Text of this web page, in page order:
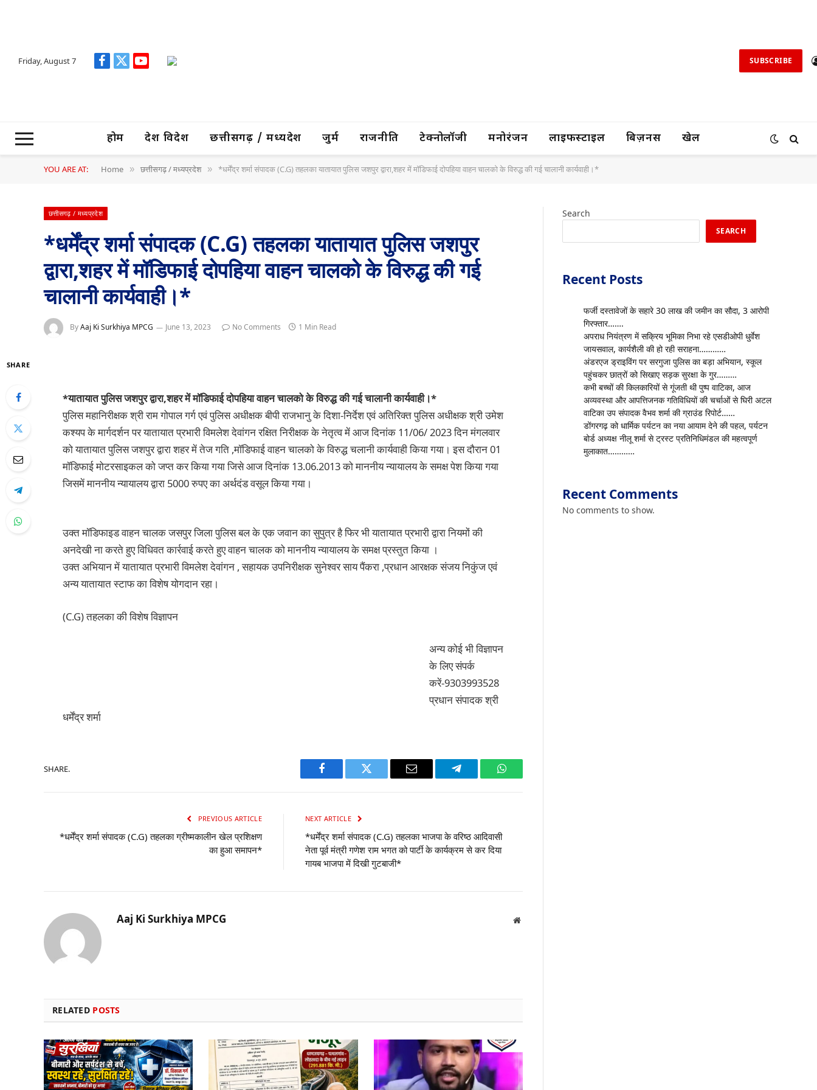
Friday, August 7 Facebook
X
YouTube SUBSCRIBE
होम देश विदेश छत्तीसगढ़ / मध्यप्रदेश जुर्म राजनीति टेक्नोलॉजी मनोरंजन लाइफस्टाइल बिज़नस खेल
YOU ARE AT: Home » छत्तीसगढ़ / मध्यप्रदेश » *धर्मेंद्र शर्मा संपादक (C.G) तहलका यातायात पुलिस जशपुर द्वारा,शहर में मॉडिफाई दोपहिया वाहन चालको के विरुद्ध की गई चालानी कार्यवाही।*
छत्तीसगढ़ / मध्यप्रदेश
*धर्मेंद्र शर्मा संपादक (C.G) तहलका यातायात पुलिस जशपुर
द्वारा,शहर में मॉडिफाई दोपहिया वाहन चालको के विरुद्ध की गई
चालानी कार्यवाही।*
ByAaj Ki Surkhiya MPCG June 13, 2023 No Comments 1 Min Read
SHARE
*यातायात पुलिस जशपुर द्वारा,शहर में मॉडिफाई दोपहिया वाहन चालको के विरुद्ध की गई चालानी कार्यवाही।*
पुलिस महानिरीक्षक श्री राम गोपाल गर्ग एवं पुलिस अधीक्षक बीपी राजभानु के दिशा-निर्देश एवं अतिरिक्त पुलिस अधीक्षक श्री उमेश
कश्यप के मार्गदर्शन पर यातायात प्रभारी विमलेश देवांगन रक्षित निरीक्षक के नेतृत्व में आज दिनांक 11/06/ 2023 दिन मंगलवार
को यातायात पुलिस जशपुर द्वारा शहर में तेज गति ,मॉडिफाई वाहन चालको के विरुद्ध चलानी कार्यवाही किया गया। इस दौरान 01
मॉडिफाई मोटरसाइकल को जप्त कर किया गया जिसे आज दिनांक 13.06.2013 को माननीय न्यायालय के समक्ष पेश किया गया
जिसमें माननीय न्यायालय द्वारा 5000 रुपए का अर्थदंड वसूल किया गया।
उक्त मॉडिफाइड वाहन चालक जसपुर जिला पुलिस बल के एक जवान का सुपुत्र है फिर भी यातायात प्रभारी द्वारा नियमों की
अनदेखी ना करते हुए विधिवत कार्रवाई करते हुए वाहन चालक को माननीय न्यायालय के समक्ष प्रस्तुत किया ।
उक्त अभियान में यातायात प्रभारी विमलेश देवांगन , सहायक उपनिरीक्षक सुनेश्वर साय पैंकरा ,प्रधान आरक्षक संजय निकुंज एवं
अन्य यातायात स्टाफ का विशेष योगदान रहा‌।
(C.G) तहलका की विशेष विज्ञापन
अन्य कोई भी विज्ञापन
के लिए संपर्क
करें-9303993528
प्रधान संपादक श्री
धर्मेंद्र शर्मा
SHARE.
Facebook Twitter Email Telegram WhatsApp
PREVIOUS ARTICLE
*धर्मेंद्र शर्मा संपादक (C.G) तहलका ग्रीष्मकालीन खेल प्रशिक्षण
का हुआ समापन*
NEXT ARTICLE
*धर्मेंद्र शर्मा संपादक (C.G) तहलका भाजपा के वरिष्ठ आदिवासी
नेता पूर्व मंत्री गणेश राम भगत को पार्टी के कार्यक्रम से कर दिया
गायब भाजपा में दिखी गुटबाजी*
Aaj Ki Surkhiya MPCG Website
RELATED POSTS
Search
SEARCH
Recent Posts
फर्जी दस्तावेजों के सहारे 30 लाख की जमीन का सौदा, 3 आरोपी
गिरफ्तार…….
अपराध नियंत्रण में सक्रिय भूमिका निभा रहे एसडीओपी धुर्वेश
जायसवाल, कार्यशैली की हो रही सराहना…………
अंडरएज ड्राइविंग पर सरगुजा पुलिस का बड़ा अभियान, स्कूल
पहुंचकर छात्रों को सिखाए सड़क सुरक्षा के गुर………
कभी बच्चों की किलकारियों से गूंजती थी पुष्प वाटिका, आज
अव्यवस्था और आपत्तिजनक गतिविधियों की चर्चाओं से घिरी अटल
वाटिका उप संपादक वैभव शर्मा की ग्राउंड रिपोर्ट……
डोंगरगढ़ को धार्मिक पर्यटन का नया आयाम देने की पहल, पर्यटन
बोर्ड अध्यक्ष नीलू शर्मा से ट्रस्ट प्रतिनिधिमंडल की महत्वपूर्ण
मुलाकात…………
Recent Comments
No comments to show.